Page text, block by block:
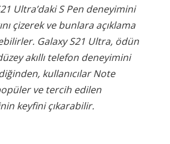
Ultra’daki S Pen deneyimini
çizerek ve bunlara açıklama
Galaxy S21 Ultra, ödün
akıllı telefon deneyimini
kullanıcılar Note
ve tercih edilen
keyfini çıkarabilir.